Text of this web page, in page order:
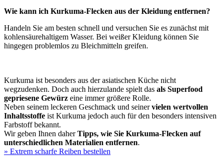
Wie kann ich Kurkuma-Flecken aus der Kleidung entfernen?
Handeln Sie am besten schnell und versuchen Sie es zunächst mit
kohlensäurehaltigem Wasser. Bei weißer Kleidung können Sie
hingegen problemlos zu Bleichmitteln greifen.
Kurkuma ist besonders aus der asiatischen Küche nicht
wegzudenken. Doch auch hierzulande spielt das als Superfood
gepriesene Gewürz eine immer größere Rolle.
Neben seinem leckeren Geschmack und seinervielen wertvollen
Inhaltsstoffe ist Kurkuma jedoch auch für den besonders intensiven
Farbstoff bekannt.
Wir geben Ihnen daherTipps, wie Sie Kurkuma-Flecken auf
unterschiedlichen Materialien entfernen.
» Extrem scharfe Reiben bestellen